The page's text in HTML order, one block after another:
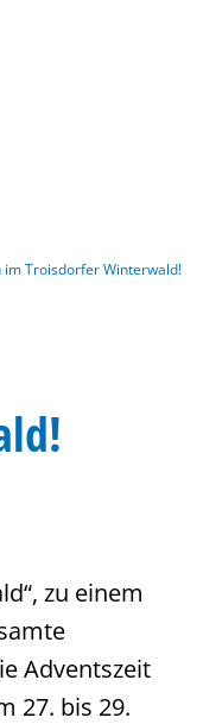
im Troisdorfer Winterwald!
zu einem
Adventszeit
27. bis 29.